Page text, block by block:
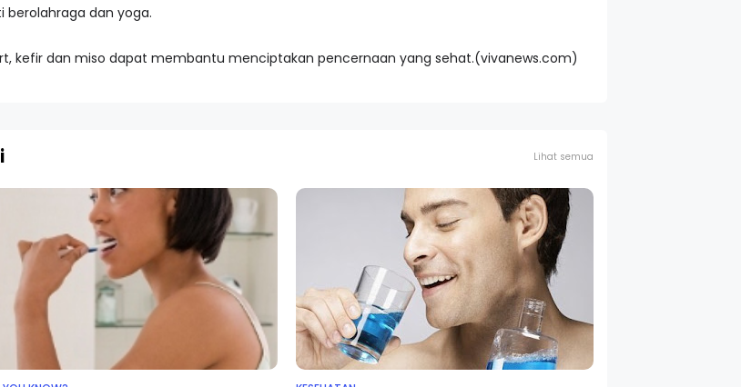
berolahraga dan yoga.
kefir dan miso dapat membantu menciptakan pencernaan yang sehat.(vivanews.com)
Lihat semua